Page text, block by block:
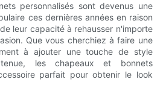
personnalisés sont devenus une
ces dernières années en raison
leur capacité à rehausser n'importe
Que vous cherchiez à faire une
à ajouter une touche de style
les chapeaux et bonnets
parfait pour obtenir le look